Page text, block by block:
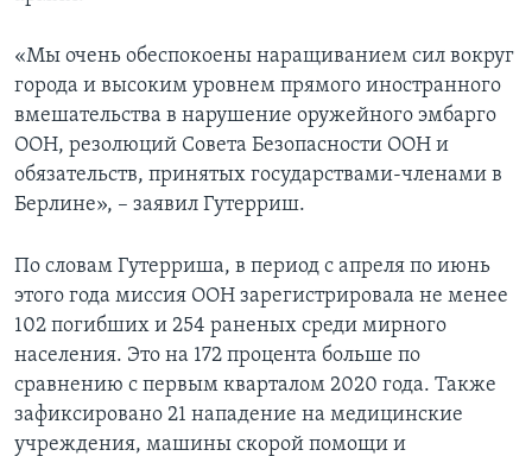
«Мы очень обеспокоены наращиванием сил вокруг
города и высоким уровнем прямого иностранного
вмешательства в нарушение оружейного эмбарго
ООН, резолюций Совета Безопасности ООН и
обязательств, принятых государствами-членами в
Берлине», – заявил Гутерриш.
По словам Гутерриша, в период с апреля по июнь
этого года миссия ООН зарегистрировала не менее
102 погибших и 254 раненых среди мирного
населения. Это на 172 процента больше по
сравнению с первым кварталом 2020 года. Также
зафиксировано 21 нападение на медицинские
учреждения, машины скорой помощи и